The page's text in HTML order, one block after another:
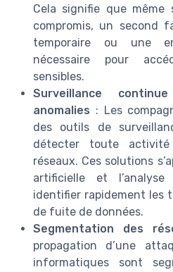
Cela signifie que
compromis, un second
temporaire ou une
nécessaire pour
sensibles.
Surveillance
anomalies : Les
des outils de
détecter toute
réseaux. Ces solutions
artificielle et l’analyse
identifier rapidement les
de fuite de données.
Segmentation des
propagation d’une
informatiques sont